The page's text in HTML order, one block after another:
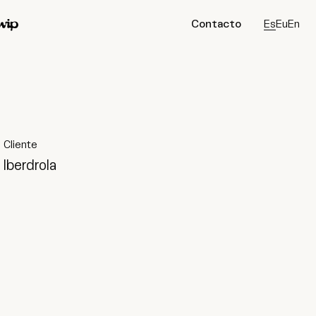
Contacto EsEuEn
Cliente
Iberdrola